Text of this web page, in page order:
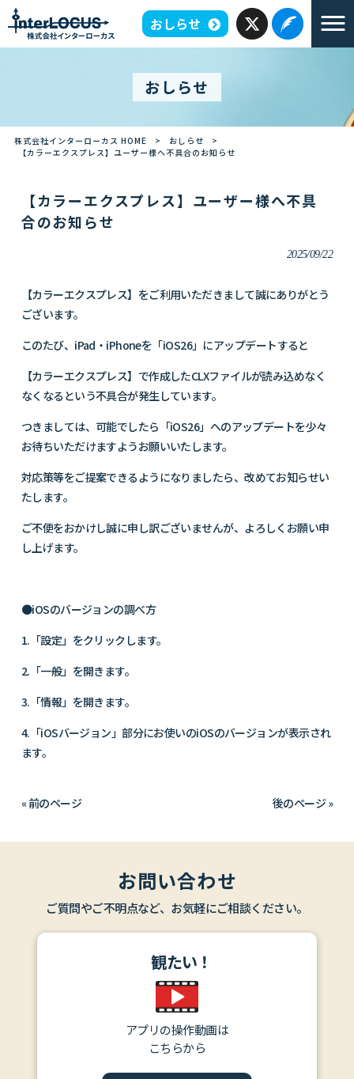
おしらせ
おしらせ
株式会社インターローカス HOME > おしらせ
>
【カラーエクスプレス】ユーザー様へ不具合のお知らせ
【カラーエクスプレス】ユーザー様へ不具
合のお知らせ
2025/09/22
【カラーエクスプレス】をご利用いただきまして誠にありがとう
ございます。
このたび、 iPad ・ iPhoneを「iOS26」にアップデートすると
【カラーエクスプレス】で作成したCLXファイルが読み込めなく
なくなるという不具合が発生しています。
つきましては、可能でしたら「iOS26」へのアップデートを少々
お待ちいただけますようお願いいたします。
対応策等をご提案できるようになりましたら、改めてお知らせい
たします。
ご不便をおかけし誠に申し訳ございませんが、よろしくお願い申
し上げます。
●iOSのバージョンの調べ方
1. 「設定」をクリックします。
2. 「一般」を開きます。
3. 「情報」を開きます。
4.「iOSバージョン」部分にお使いのiOSのバージョンが表示され
ます。
« 前のページ 後のページ »
お問い合わせ
ご質問やご不明点など、お気軽にご相談ください。
観たい！
アプリの操作動画は
こちらから